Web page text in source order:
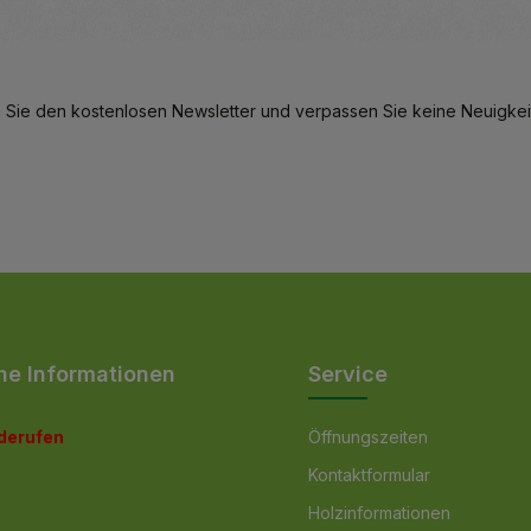
Sie den kostenlosen Newsletter und verpassen Sie keine
Informationen Service
Öffnungszeiten
Kontaktformular
Holzinformationen